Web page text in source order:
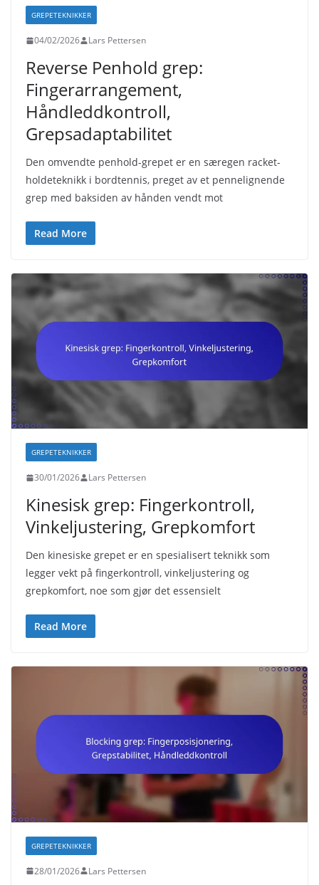
GREPETEKNIKKER
04/02/2026 Lars Pettersen
Reverse Penhold grep:
Fingerarrangement,
Håndleddkontroll,
Grepsadaptabilitet
Den omvendte penhold-grepet er en særegen racket-
holdeteknikk i bordtennis, preget av et pennelignende
grep med baksiden av hånden vendt mot
Read More
GREPETEKNIKKER
30/01/2026 Lars Pettersen
Kinesisk grep: Fingerkontroll,
Vinkeljustering, Grepkomfort
Den kinesiske grepet er en spesialisert teknikk som
legger vekt på fingerkontroll, vinkeljustering og
grepkomfort, noe som gjør det essensielt
Read More
GREPETEKNIKKER
28/01/2026 Lars Pettersen